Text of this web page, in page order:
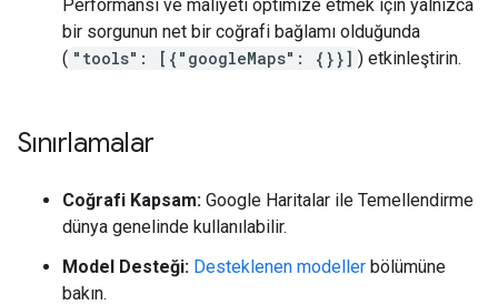
Performansı ve maliyeti optimize etmek için yalnızca
bir sorgunun net bir coğrafi bağlamı olduğunda
( "tools": [{"googleMaps": {}}] ) etkinleştirin.
Sınırlamalar
Coğrafi Kapsam: Google Haritalar ile Temellendirme
dünya genelinde kullanılabilir.
Model Desteği: Desteklenen modeller bölümüne
bakın.